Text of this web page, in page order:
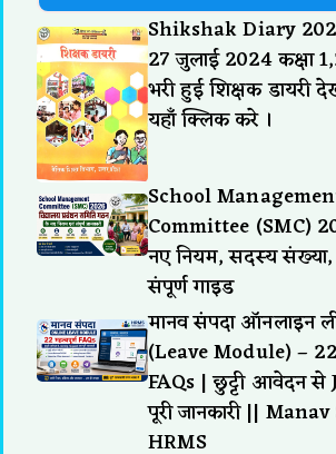
Shikshak Diary
27 जुलाई 2024 कक्षा
भरी हुई शिक्षक डायरी
यहाँ क्लिक करे ।
School
Committee (SMC)
नए नियम, सदस्य संख्या,
संपूर्ण गाइड
मानव संपदा ऑनलाइन
(Leave Module) –
FAQs | छुट्टी आवेदन
पूरी जानकारी ||
HRMS